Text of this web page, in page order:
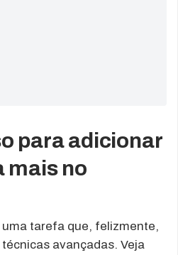
para adicionar
mais no
tarefa que, felizmente,
avançadas. Veja